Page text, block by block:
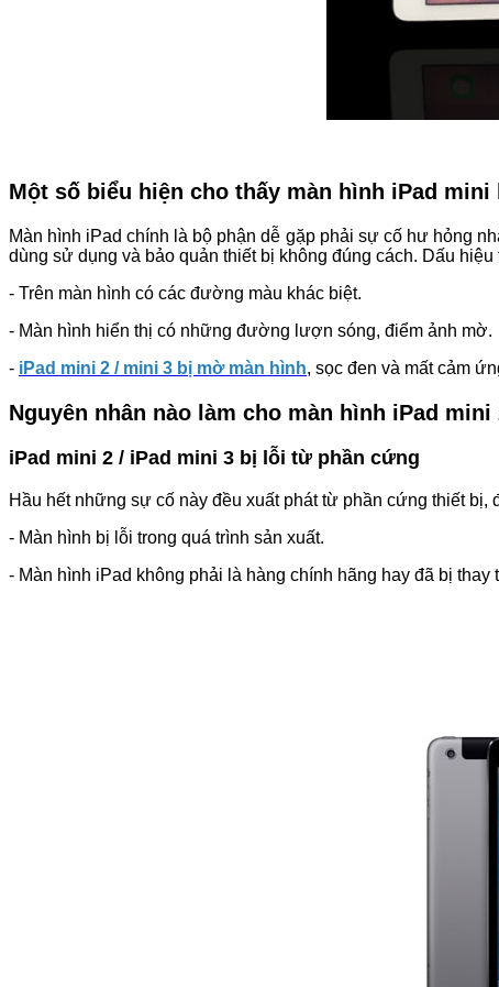
Một số biểu hiện cho thấy màn hình iPad mini
Màn hình iPad chính là bộ phận dễ gặp phải sự cố hư hỏng
dùng sử dụng và bảo quản thiết bị không đúng cách. Dấu
- Trên màn hình có các đường màu khác biệt.
- Màn hình hiển thị có những đường lượn sóng, điểm ảnh mờ.
- iPad mini 2 / mini 3 bị mờ màn hình, sọc đen và mất cảm
Nguyên nhân nào làm cho màn hình iPad
iPad mini 2 / iPad mini 3 bị lỗi từ phần cứng
Hầu hết những sự cố này đều xuất phát từ phần cứng thiết bị,
- Màn hình bị lỗi trong quá trình sản xuất.
- Màn hình iPad không phải là hàng chính hãng hay đã bị thay